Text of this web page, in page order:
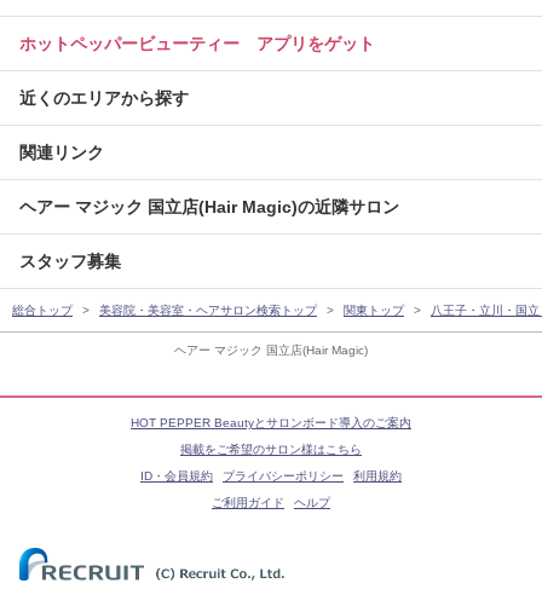
ヘアー マジック 国立店(Hair Magic)
ホットペッパービューティー アプリをゲット
近くのエリアから探す
関連リンク
ヘアー マジック 国立店(Hair Magic)の近隣サロン
スタッフ募集
総合トップ 美容院・美容室・ヘアサロン検索トップ 関東トップ 八王子・立川・国
HOT PEPPER Beautyとサロンボード導入のご案内
掲載をご希望のサロン様はこちら
ID・会員規約
プライバシーポリシー
利用規約
ご利用ガイド
ヘルプ